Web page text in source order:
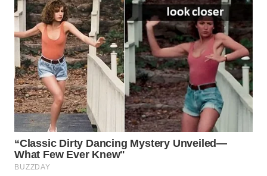
OTOMOTIF
WAHANA
HEALTH
WAHANA
DESA
WISATA
LAPAK
WAHANA